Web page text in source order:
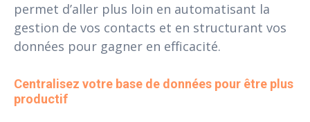
permet d’aller plus loin en automatisant la
gestion de vos contacts et en structurant vos
données pour gagner en efficacité.
Centralisez votre base de données pour être plus
productif